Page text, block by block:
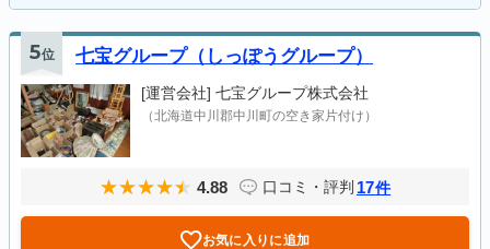
5位 七宝グループ（しっぽうグループ）
[運営会社] 七宝グループ株式会社
（北海道中川郡中川町の空き家片付け）
4.88 口コミ・評判 17件
お気に入りに追加